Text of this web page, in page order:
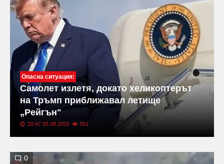
Опасна ситуация:
Самолет излетя, докато хеликоптерът
на Тръмп приближавал летище
„Рейгън"
20:47 05.08.2026 561
0